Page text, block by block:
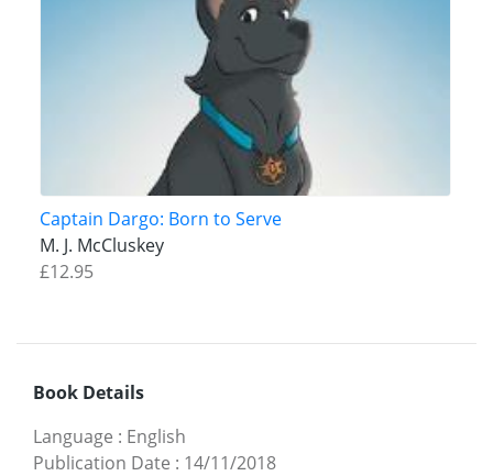
Captain Dargo: Born to Serve
M. J. McCluskey
£12.95
Book Details
Language : English
Publication Date : 14/11/2018